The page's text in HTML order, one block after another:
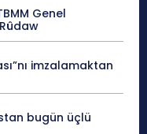
Genel
imzalamaktan
bugün üçlü